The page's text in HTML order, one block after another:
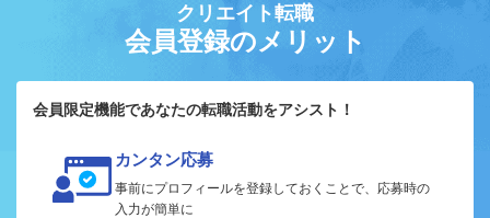
クリエイト転職
会員登録のメリット
会員限定機能であなたの転職活動をアシスト！
カンタン応募
事前にプロフィールを登録しておくことで、応募時の
入力が簡単に